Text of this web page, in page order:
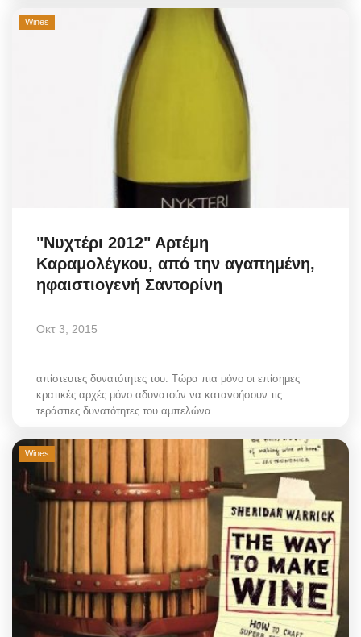
Aegean Islands
Σεβασμιώτατος Δωρόθεος Β’
Cost Of Living Crisis
Opinion + Analysis
L’Art des Sens
All News
Local Elections 2023
Elections 2023
Wines
"Νυχτέρι 2012" Αρτέμη
Καραμολέγκου, από την αγαπημένη,
ηφαιστιογενή Σαντορίνη
Οκτ 3, 2015
απίστευτες δυνατότητες του. Τώρα πια μόνο οι επίσημες
κρατικές αρχές μόνο αδυνατούν να κατανοήσουν τις
τεράστιες δυνατότητες του αμπελώνα
Wines